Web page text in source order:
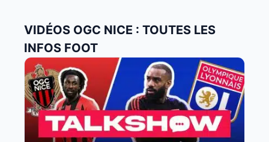
VIDÉOS OGC NICE : TOUTES LES
INFOS FOOT